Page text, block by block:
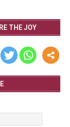
THE JOY